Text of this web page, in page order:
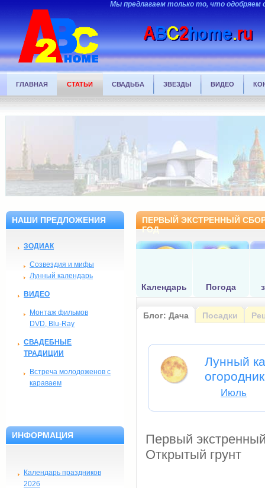
Мы предлагаем только то, что одобряем
ГЛАВНАЯ СТАТЬИ СВАДЬБА ЗВЕЗДЫ ВИДЕО
НАШИ ПРЕДЛОЖЕНИЯ
ЗОДИАК
Созвездия и мифы
Лунный календарь
ВИДЕО
Монтаж фильмов
DVD, Blu-Ray
СВАДЕБНЫЕ
ТРАДИЦИИ
Встреча молодоженов с
караваем
ИНФОРМАЦИЯ
Календарь праздников
2026
ПЕРВЫЙ ЭКСТРЕННЫЙ
ГОД
Календарь Погода
Блог: Дача Посадки
Лунный
Июль
Первый
Открытый грунт